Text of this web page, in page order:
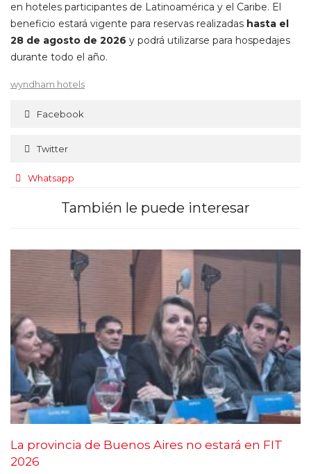
en hoteles participantes de Latinoamérica y el Caribe. El
beneficio estará vigente para reservas realizadas hasta el
28 de agosto de 2026 y podrá utilizarse para hospedajes
durante todo el año.
wyndham hotels
Facebook
Twitter
Whatsapp
También le puede interesar
La provincia de Buenos Aires no estará en FIT
2026